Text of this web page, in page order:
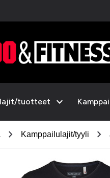
tuotteet expand_more
chevron_right Kamppailulajit/tyyli chevron_right